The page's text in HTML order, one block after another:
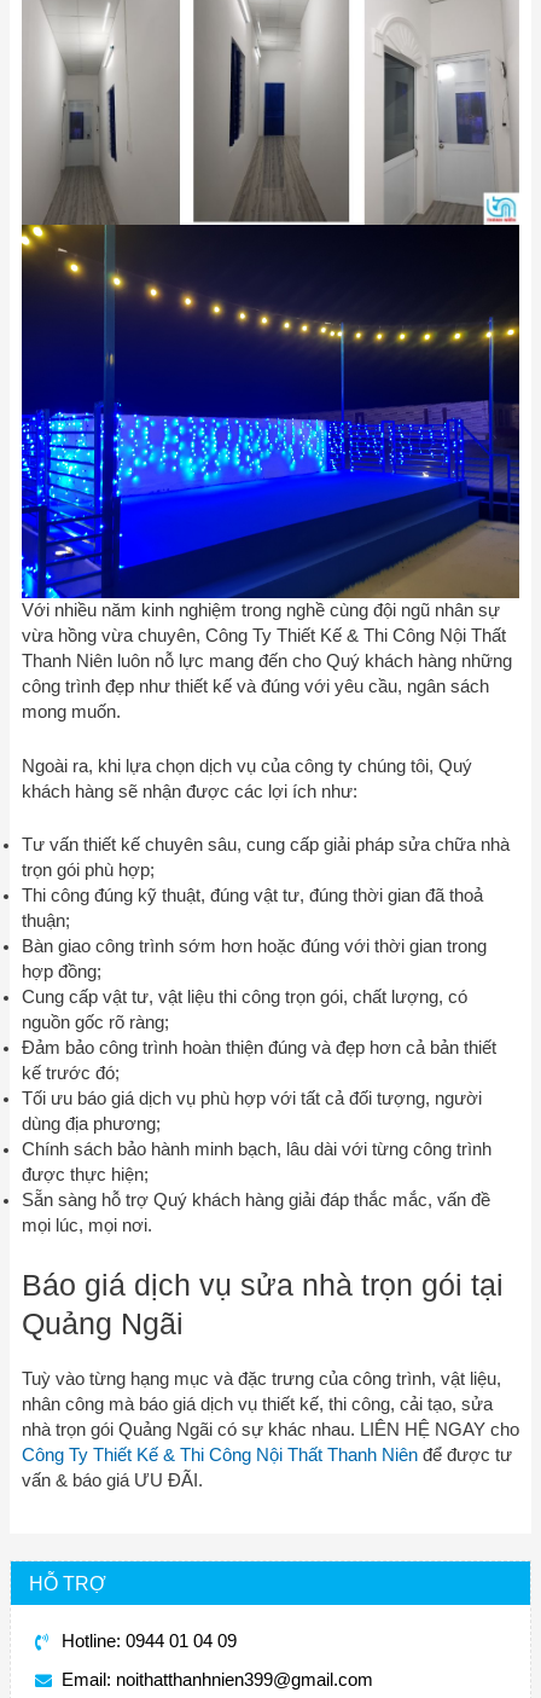
Với nhiều năm kinh nghiệm trong nghề cùng đội ngũ nhân sự
vừa hồng vừa chuyên, Công Ty Thiết Kế & Thi Công Nội Thất
Thanh Niên luôn nỗ lực mang đến cho Quý khách hàng những
công trình đẹp như thiết kế và đúng với yêu cầu, ngân sách
mong muốn.
Ngoài ra, khi lựa chọn dịch vụ của công ty chúng tôi, Quý
khách hàng sẽ nhận được các lợi ích như:
Tư vấn thiết kế chuyên sâu, cung cấp giải pháp sửa chữa nhà
trọn gói phù hợp;
Thi công đúng kỹ thuật, đúng vật tư, đúng thời gian đã thoả
thuận;
Bàn giao công trình sớm hơn hoặc đúng với thời gian trong
hợp đồng;
Cung cấp vật tư, vật liệu thi công trọn gói, chất lượng, có
nguồn gốc rõ ràng;
Đảm bảo công trình hoàn thiện đúng và đẹp hơn cả bản thiết
kế trước đó;
Tối ưu báo giá dịch vụ phù hợp với tất cả đối tượng, người
dùng địa phương;
Chính sách bảo hành minh bạch, lâu dài với từng công trình
được thực hiện;
Sẵn sàng hỗ trợ Quý khách hàng giải đáp thắc mắc, vấn đề
mọi lúc, mọi nơi.
Báo giá dịch vụ sửa nhà trọn gói tại
Quảng Ngãi
Tuỳ vào từng hạng mục và đặc trưng của công trình, vật liệu,
nhân công mà báo giá dịch vụ thiết kế, thi công, cải tạo, sửa
nhà trọn gói Quảng Ngãi có sự khác nhau. LIÊN HỆ NGAY cho
Công Ty Thiết Kế & Thi Công Nội Thất Thanh Niên để được tư
vấn & báo giá ƯU ĐÃI.
HỖ TRỢ
Hotline: 0944 01 04 09
Email: noithatthanhnien399@gmail.com